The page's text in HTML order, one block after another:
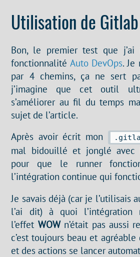
Utilisation de
Bon, le premier test que
fonctionnalité Auto DevOps.
par 4 chemins, ça ne sert
j’imagine que cet outil
s’améliorer au fil du temps
sujet de l’article.
Après avoir écrit mon
mal bidouillé et jonglé avec
pour que le runner
l’intégration continue qui
Je savais déjà (car je l’utilisais
l’ai dit) à quoi l’intégration
l’effet WOWn’était pas aussi
c’est toujours beau et
et des actions se lancer